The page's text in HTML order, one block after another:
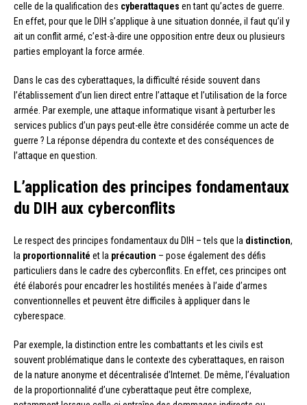
celle de la qualification des cyberattaques en tant qu’actes de guerre.
En effet, pour que le DIH s’applique à une situation donnée, il faut qu’il y
ait un conflit armé, c’est-à-dire une opposition entre deux ou plusieurs
parties employant la force armée.
Dans le cas des cyberattaques, la difficulté réside souvent dans
l’établissement d’un lien direct entre l’attaque et l’utilisation de la force
armée. Par exemple, une attaque informatique visant à perturber les
services publics d’un pays peut-elle être considérée comme un acte de
guerre ? La réponse dépendra du contexte et des conséquences de
l’attaque en question.
L’application des principes fondamentaux
du DIH aux cyberconflits
Le respect des principes fondamentaux du DIH – tels que la distinction,
la proportionnalité et la précaution – pose également des défis
particuliers dans le cadre des cyberconflits. En effet, ces principes ont
été élaborés pour encadrer les hostilités menées à l’aide d’armes
conventionnelles et peuvent être difficiles à appliquer dans le
cyberespace.
Par exemple, la distinction entre les combattants et les civils est
souvent problématique dans le contexte des cyberattaques, en raison
de la nature anonyme et décentralisée d’Internet. De même, l’évaluation
de la proportionnalité d’une cyberattaque peut être complexe,